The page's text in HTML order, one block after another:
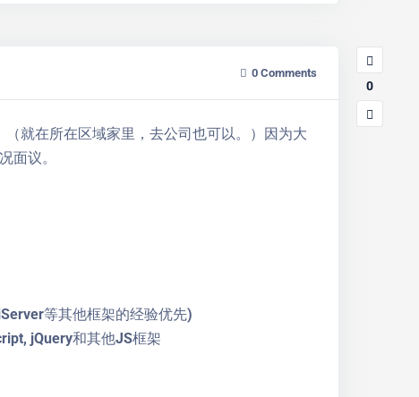
0 Comments
就在所在区域家里，去公司也可以。）因为大
面议。
等其他框架的经验优先)
jQuery和其他JS框架
0